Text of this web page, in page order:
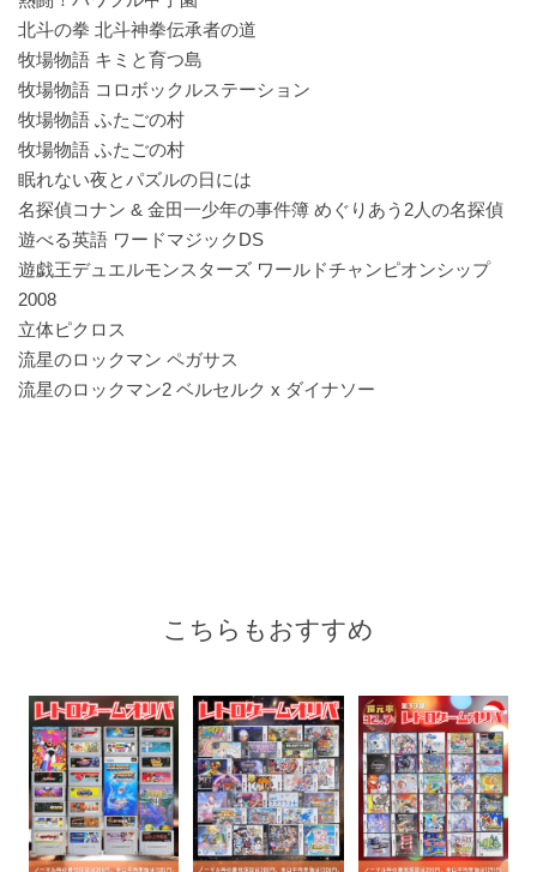
北斗の拳 北斗神拳伝承者の道
牧場物語 キミと育つ島
牧場物語 コロボックルステーション
牧場物語 ふたごの村
牧場物語 ふたごの村
眠れない夜とパズルの日には
名探偵コナン & 金田一少年の事件簿 めぐりあう2人の名探偵
遊べる英語 ワードマジックDS
遊戯王デュエルモンスターズ ワールドチャンピオンシップ
2008
立体ピクロス
流星のロックマン ペガサス
流星のロックマン2 ベルセルク x ダイナソー
こちらもおすすめ